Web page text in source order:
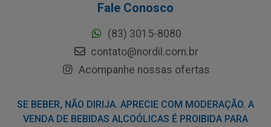
Fale Conosco
(83) 3015-8080
contato@nordil.com.br
Acompanhe nossas ofertas
SE BEBER, NÃO DIRIJA. APRECIE COM MODERAÇÃO. A
VENDA DE BEBIDAS ALCOÓLICAS É PROIBIDA PARA